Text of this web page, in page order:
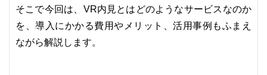
そこで今回は、VR内見とはどのようなサービスなのか
を、導入にかかる費用やメリット、活用事例もふまえ
ながら解説します。